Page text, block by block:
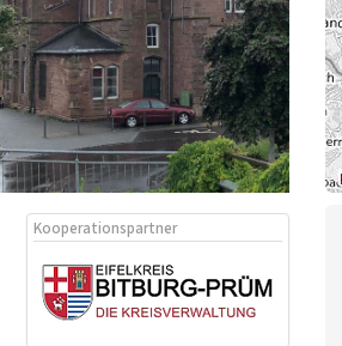
Kooperationspartner